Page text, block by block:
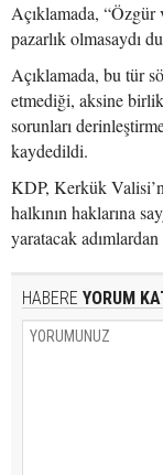
Açıklamada, “Özgür
pazarlık olmasaydı
Açıklamada, bu tür
etmediği, aksine
sorunları
kaydedildi.
KDP, Kerkük
halkının haklarına
yaratacak
HABERE YORUM